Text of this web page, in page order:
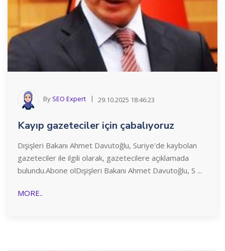
By SEO Expert 29.10.2025 18:46:23
Kayıp gazeteciler için çabalıyoruz
Dışişleri Bakanı Ahmet Davutoğlu, Suriye'de kaybolan
gazeteciler ile ilgili olarak, gazetecilere açıklamada
bulundu.Abone olDışişleri Bakanı Ahmet Davutoğlu, S ...
MORE..